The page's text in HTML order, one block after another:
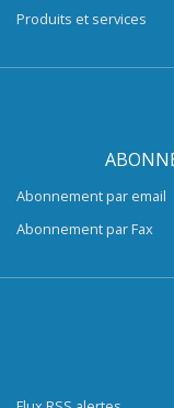
Produits et services
Abonnement par email
Abonnement par Fax